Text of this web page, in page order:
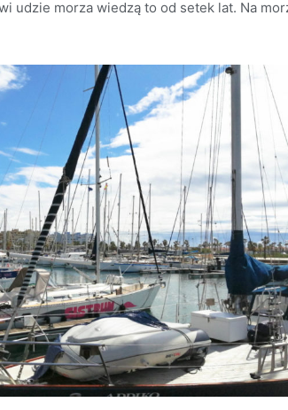
udzie morza wiedzą to od setek lat. Na